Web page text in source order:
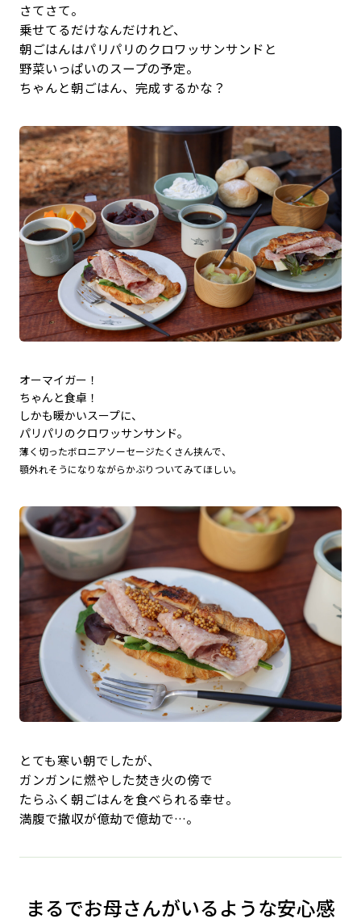
さてさて。
乗せてるだけなんだけれど、
朝ごはんはパリパリのクロワッサンサンドと
野菜いっぱいのスープの予定。
ちゃんと朝ごはん、完成するかな？
オーマイガー！
ちゃんと食卓！
しかも暖かいスープに、
パリパリのクロワッサンサンド。
薄く切ったボロニアソーセージたくさん挟んで、
顎外れそうになりながらかぶりついてみてほしい。
とても寒い朝でしたが、
ガンガンに燃やした焚き火の傍で
たらふく朝ごはんを食べられる幸せ。
満腹で撤収が億劫で億劫で…。
まるでお母さんがいるような安心感